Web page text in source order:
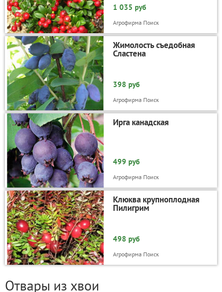
1 035 руб
Агрофирма Поиск
Жимолость съедобная
Сластена
398 руб
Агрофирма Поиск
Ирга канадская
499 руб
Агрофирма Поиск
Клюква крупноплодная
Пилигрим
498 руб
Агрофирма Поиск
Отвары из хвои